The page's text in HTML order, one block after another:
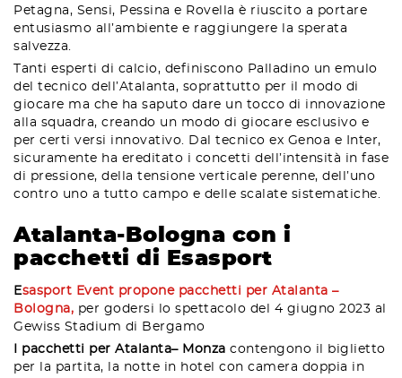
Petagna, Sensi, Pessina e Rovella è riuscito a portare
entusiasmo all’ambiente e raggiungere la sperata
salvezza.
Tanti esperti di calcio, definiscono Palladino un emulo
del tecnico dell’Atalanta, soprattutto per il modo di
giocare ma che ha saputo dare un tocco di innovazione
alla squadra, creando un modo di giocare esclusivo e
per certi versi innovativo. Dal tecnico ex Genoa e Inter,
sicuramente ha ereditato i concetti dell’intensità in fase
di pressione, della tensione verticale perenne, dell’uno
contro uno a tutto campo e delle scalate sistematiche.
Atalanta-Bologna con i
pacchetti di Esasport
Esasport Event propone pacchetti per Atalanta –
Bologna, per godersi lo spettacolo del 4 giugno 2023 al
Gewiss Stadium di Bergamo
I pacchetti per Atalanta– Monza contengono il biglietto
per la partita, la notte in hotel con camera doppia in